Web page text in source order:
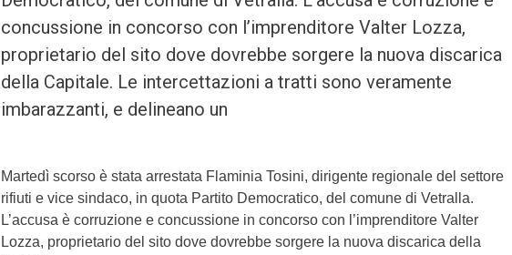
concussione in concorso con l’imprenditore Valter Lozza,
proprietario del sito dove dovrebbe sorgere la nuova discarica
della Capitale. Le intercettazioni a tratti sono veramente
imbarazzanti, e delineano un
Martedì scorso è stata arrestata Flaminia Tosini, dirigente regionale del settore
rifiuti e vice sindaco, in quota Partito Democratico, del comune di Vetralla.
L’accusa è corruzione e concussione in concorso con l’imprenditore Valter
Lozza, proprietario del sito dove dovrebbe sorgere la nuova discarica della